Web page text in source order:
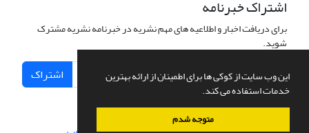
این وب سایت از کوکی ها برای اطمینان از ارائه بهترین
خدمات استفاده می کند.
متوجه شدم
اشتراک خبرنامه
برای دریافت اخبار و اطلاعیه های مهم نشریه در خبرنامه نشریه مشترک
شوید.
اشتراک